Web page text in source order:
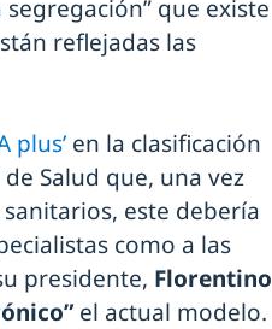
que existe
reflejadas las
plus’ en la clasificación
Salud que, una vez
este debería
como a las
presidente, Florentino
el actual modelo.